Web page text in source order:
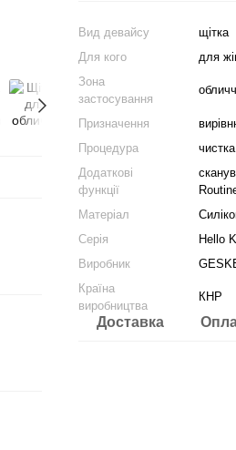
Вид девайсу
щітка
Для кого
для
Зона
застосування
Призначення
Процедура
Додаткові
функції
Матеріал
Серія
Hello
Виробник
Країна
виробництва
КНР
Доставка